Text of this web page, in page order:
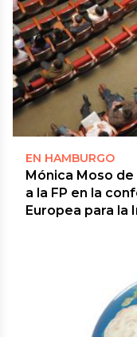
EN HAMBURGO
Mónica Moso
a la FP en la
Europea para la